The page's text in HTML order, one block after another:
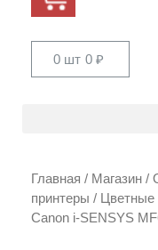
0 шт 0 ₽
Главная / Магазин /
принтеры /
Canon i-SENSYS